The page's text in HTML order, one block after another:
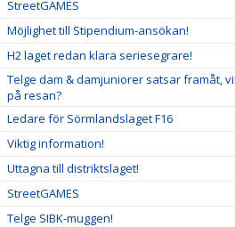
StreetGAMES
Möjlighet till Stipendium-ansökan!
H2 laget redan klara seriesegrare!
Telge dam & damjuniorer satsar framåt,
på resan?
Ledare för Sörmlandslaget F16
Viktig information!
Uttagna till distriktslaget!
StreetGAMES
Telge SIBK-muggen!